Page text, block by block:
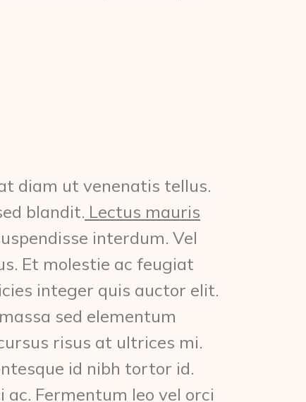
diam ut venenatis tellus.
blandit. Lectus mauris
interdum. Vel
Et molestie ac feugiat
integer quis auctor elit.
sed elementum
risus at ultrices mi.
id nibh tortor id.
Fermentum leo vel orci